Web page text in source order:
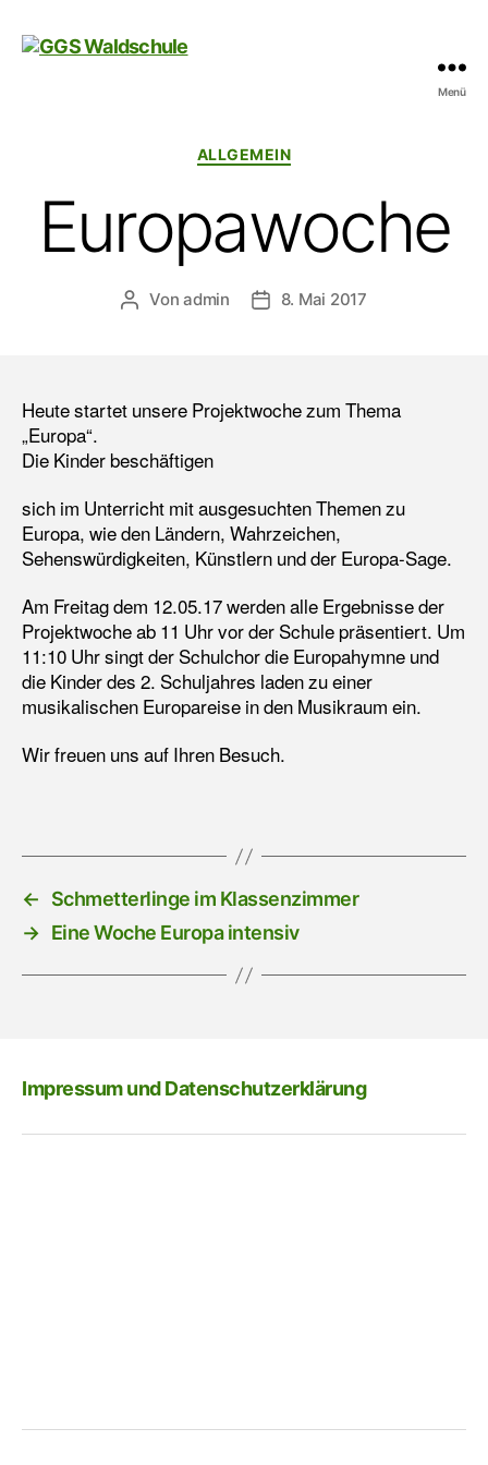
Menü
Kategorien
ALLGEMEIN
Europawoche
Beitragsautor
Vonadmin Veröffentlichungsdatum
8. Mai 2017
Heute startet unsere Projektwoche zum Thema
„Europa“.
Die Kinder beschäftigen
sich im Unterricht mit ausgesuchten Themen zu
Europa, wie den Ländern, Wahrzeichen,
Sehenswürdigkeiten, Künstlern und der Europa-Sage.
Am Freitag dem 12.05.17 werden alle Ergebnisse der
Projektwoche ab 11 Uhr vor der Schule präsentiert. Um
11:10 Uhr singt der Schulchor die Europahymne und
die Kinder des 2. Schuljahres laden zu einer
musikalischen Europareise in den Musikraum ein.
Wir freuen uns auf Ihren Besuch.
←
Schmetterlinge im Klassenzimmer
→ Eine Woche Europa intensiv
Impressum und Datenschutzerklärung